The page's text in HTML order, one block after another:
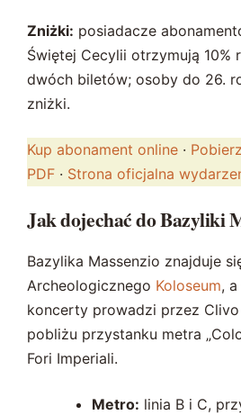
Zniżki: posiadacze
Świętej Cecylii otrzymują 10%
dwóch biletów; osoby do 26.
zniżki.
Kup abonament online ·
PDF · Strona oficjalna
Jak dojechać do Bazyliki
Bazylika Massenzio znajduje
Archeologicznego Koloseum,
koncerty prowadzi przez Clivo
pobliżu przystanku metra
Fori Imperiali.
Metro: linia B i C,